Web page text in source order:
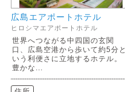
広島エアポートホテル
ヒロシマエアポートホテル
世界へつながる中四国の玄関
口、広島空港から歩いて約5分と
いう利便さに立地するホテル。
豊かな...